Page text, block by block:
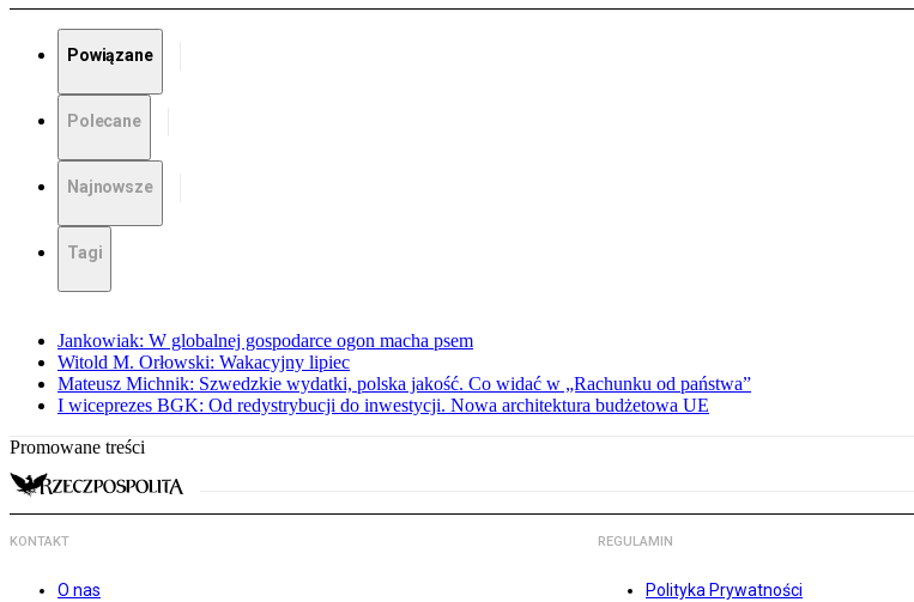
Powiązane
Polecane
Najnowsze
Tagi
Jankowiak: W globalnej gospodarce ogon macha psem
Witold M. Orłowski: Wakacyjny lipiec
Mateusz Michnik: Szwedzkie wydatki, polska jakość. Co widać w „Rachunku od państwa”
I wiceprezes BGK: Od redystrybucji do inwestycji. Nowa architektura budżetowa UE
Promowane treści
KONTAKT
O nas
REGULAMIN
Polityka Prywatności